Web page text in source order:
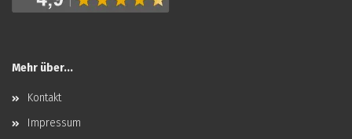
Mehr über...
Kontakt
Impressum